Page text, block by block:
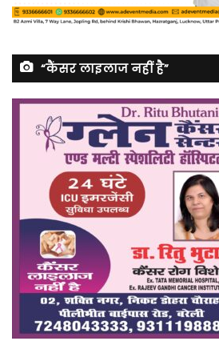
“कैंसर लाइलाज नहीं है”